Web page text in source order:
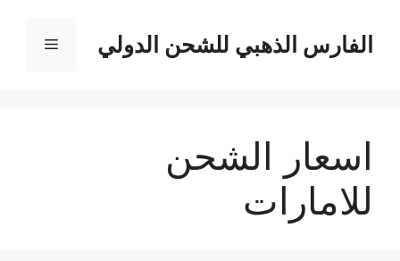
المحتوىالفارس الذهبي للشحن الدولي القائمة
اسعار الشحن
للامارات